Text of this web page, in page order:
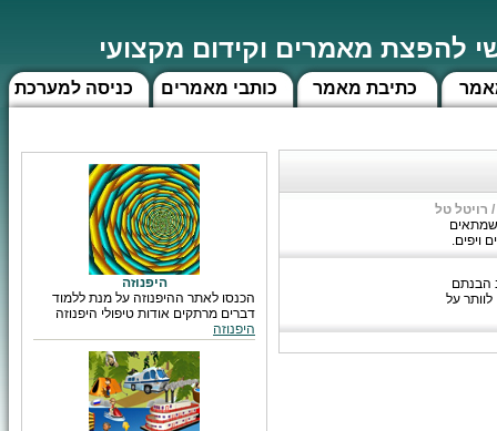
להפצת מאמרים וקידום מקצועי
כניסה למערכת כותבי מאמרים כתיבת מאמר
היפנוזה
הכנסו לאתר ההיפנוזה על מנת ללמוד
דברים מרתקים אודות טיפולי היפנוזה
היפנוזה
/ רויטל טל
שמתאים
ויפים.
הבנתם
על